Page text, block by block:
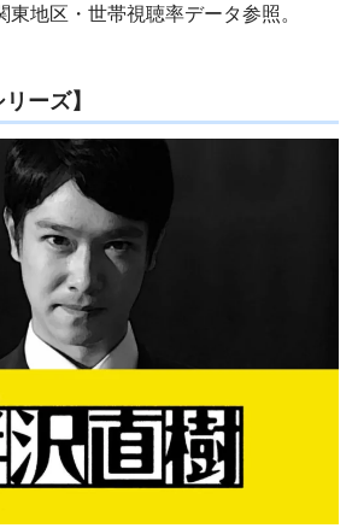
地区・世帯視聴率データ参照。
ーズ】